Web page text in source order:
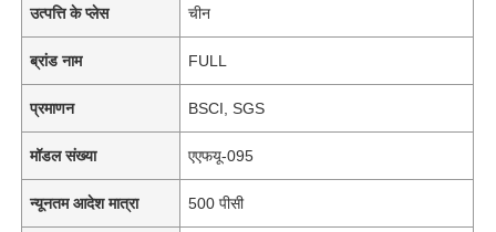
उत्पत्ति के प्लेस चीन
ब्रांड नाम FULL
प्रमाणन BSCI, SGS
मॉडल संख्या एएफयू-095
न्यूनतम आदेश मात्रा 500 पीसी